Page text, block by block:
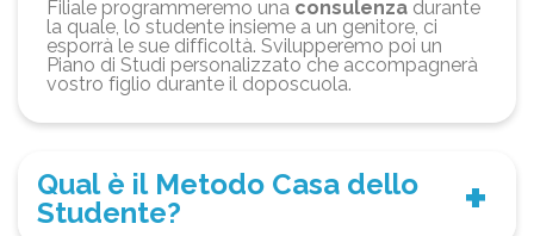
Filiale programmeremo una consulenza durante
la quale, lo studente insieme a un genitore, ci
esporrà le sue difficoltà. Svilupperemo poi un
Piano di Studi personalizzato che accompagnerà
vostro figlio durante il doposcuola.
Qual è il Metodo Casa dello
Studente?